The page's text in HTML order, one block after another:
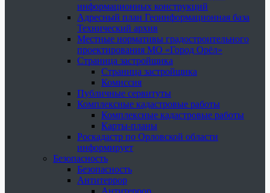
информационных конструкций
Адресный план Геоинформационная база
Технический архив
Местные нормативы градостроительного
проектирования МО «Город Орёл»
Страница застройщика
Страница застройщика
Комиссия
Публичные сервитуты
Комплексные кадастровые работы
Комплексные кадастровые работы
Карты-планы
Роскадастр по Орловской области
информирует
Безопасность
Безопасность
Антитеррор
Антитеррор